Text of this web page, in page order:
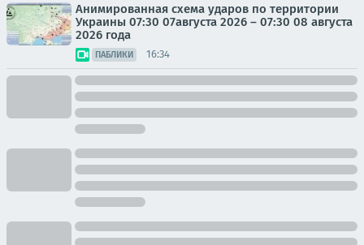
Анимированная схема ударов по территории
Украины 07:30 07августа 2026 – 07:30 08 августа
2026 года
ПАБЛИКИ 16:34